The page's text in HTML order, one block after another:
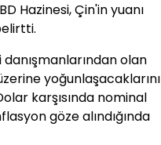
Hazinesi, Çin'in yuanı
danışmanlarından olan
yoğunlaşacaklarını
karşısında nominal
göze alındığında